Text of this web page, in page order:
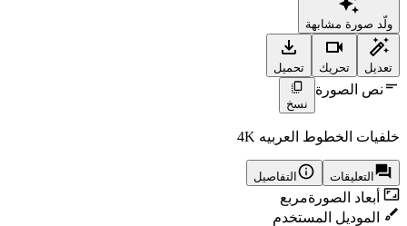
ولّد صورة مشابهة
تعديل تحريك تحميل
نص الصورة
نسخ
خلفيات الخطوط العربيه 4K
التعليقات التفاصيل
أبعاد الصورةمربع
الموديل المستخدم